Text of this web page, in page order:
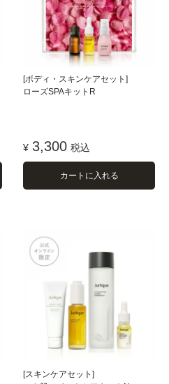
[ボディ・スキンケアセット]
ローズSPAキットR
¥ 3,300 税込
カートに入れる
[スキンケアセット]